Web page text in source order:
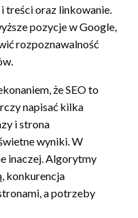
treści oraz linkowanie.
pozycje w Google,
rozpoznawalność
że SEO to
napisać kilka
i strona
wyniki. W
inaczej. Algorytmy
konkurencja
a potrzeby